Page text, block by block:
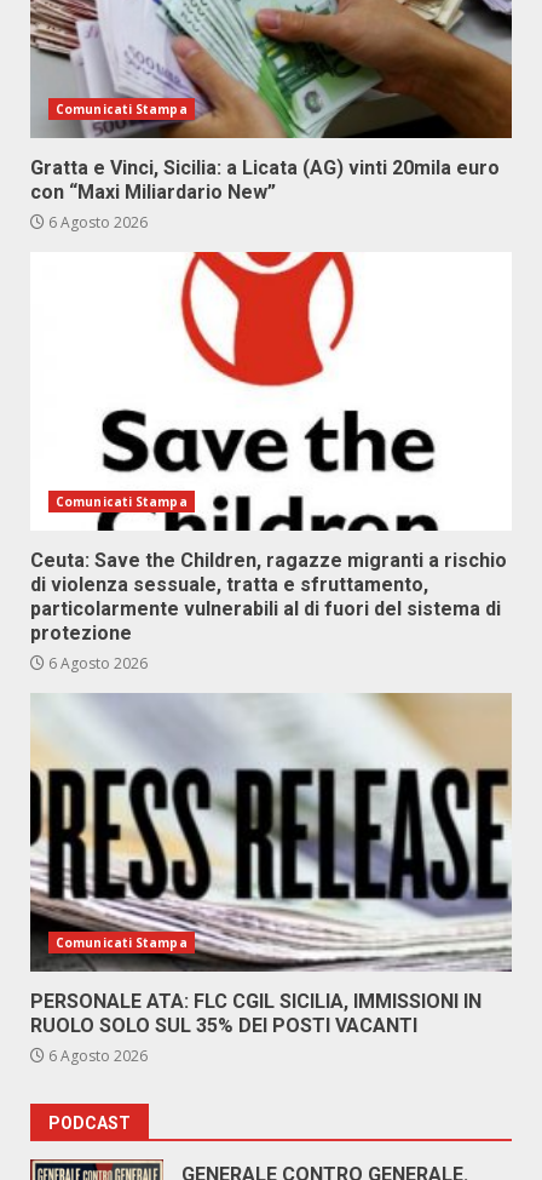
Comunicati Stampa
Gratta e Vinci, Sicilia: a Licata (AG) vinti 20mila euro
con “Maxi Miliardario New”
6 Agosto 2026
Comunicati Stampa
Ceuta: Save the Children, ragazze migranti a rischio
di violenza sessuale, tratta e sfruttamento,
particolarmente vulnerabili al di fuori del sistema di
protezione
6 Agosto 2026
Comunicati Stampa
PERSONALE ATA: FLC CGIL SICILIA, IMMISSIONI IN
RUOLO SOLO SUL 35% DEI POSTI VACANTI
6 Agosto 2026
PODCAST
GENERALE CONTRO GENERALE.